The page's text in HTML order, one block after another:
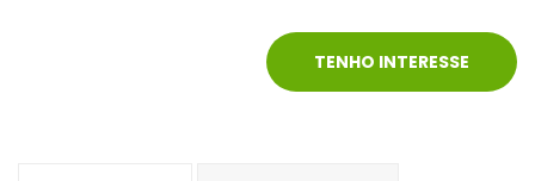
TENHO INTERESSE